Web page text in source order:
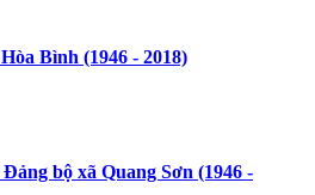
Bình (1946 - 2018)
bộ xã Quang Sơn (1946 -